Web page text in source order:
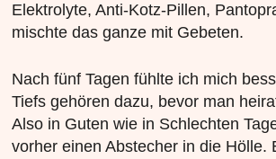
Elektrolyte, Anti-Kotz-Pillen,
mischte das ganze mit Gebeten.
Nach fünf Tagen fühlte ich mich
Tiefs gehören dazu, bevor man
Also in Guten wie in Schlechten
vorher einen Abstecher in die Hölle.